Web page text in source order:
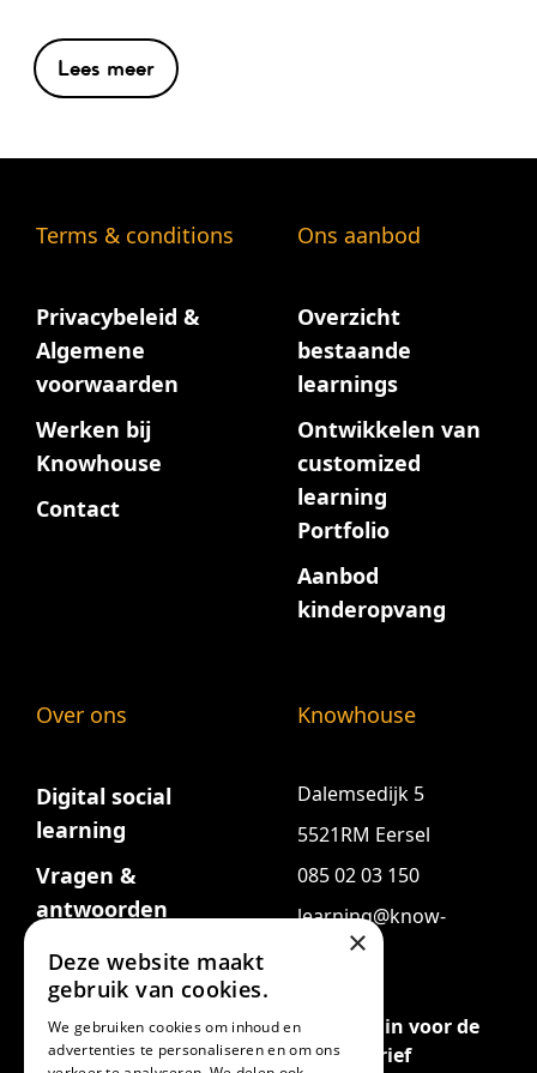
Lees meer
Terms & conditions
Privacybeleid &
Algemene
voorwaarden
Werken bij
Knowhouse
Contact
Ons aanbod
Overzicht
bestaande
learnings
Ontwikkelen van
customized
learning
Portfolio
Aanbod
kinderopvang
Over ons
Digital social
learning
Vragen &
antwoorden
Knowhouse
Dalemsedijk 5
5521RM Eersel
085 02 03 150
learning@know-
house.nl
Schrijf je in voor de
nieuwsbrief
×
Deze website maakt
gebruik van cookies.
We gebruiken cookies om inhoud en
advertenties te personaliseren en om ons